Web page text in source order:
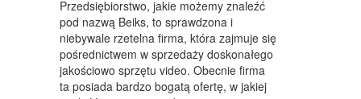
WYPOSAŻENIE WNĘTRZ
WYPOSAŻENIE ŁAZIENKI
ODZIEŻ
Przedsiębiorstwo, jakie możemy znaleźć
pod nazwą Beiks, to sprawdzona i
niebywale rzetelna firma, która zajmuje się
pośrednictwem w sprzedaży doskonałego
jakościowo sprzętu video. Obecnie firma
ta posiada bardzo bogatą ofertę, w jakiej